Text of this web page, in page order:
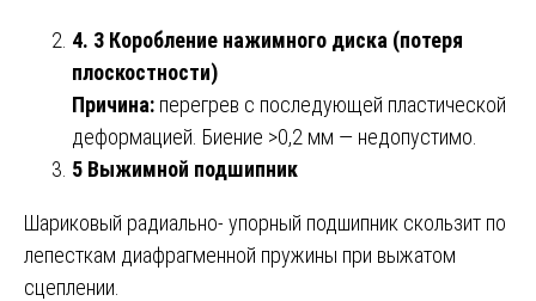
4. 3 Коробление нажимного диска (потеря
плоскостности)
Причина: перегрев с последующей пластической
деформацией. Биение >0,2 мм — недопустимо.
5 Выжимной подшипник
Шариковый радиально- упорный подшипник скользит по
лепесткам диафрагменной пружины при выжатом
сцеплении.